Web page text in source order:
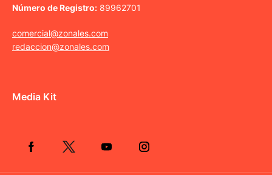
Número de Registro: 89962701
comercial@zonales.com
redaccion@zonales.com
Media Kit